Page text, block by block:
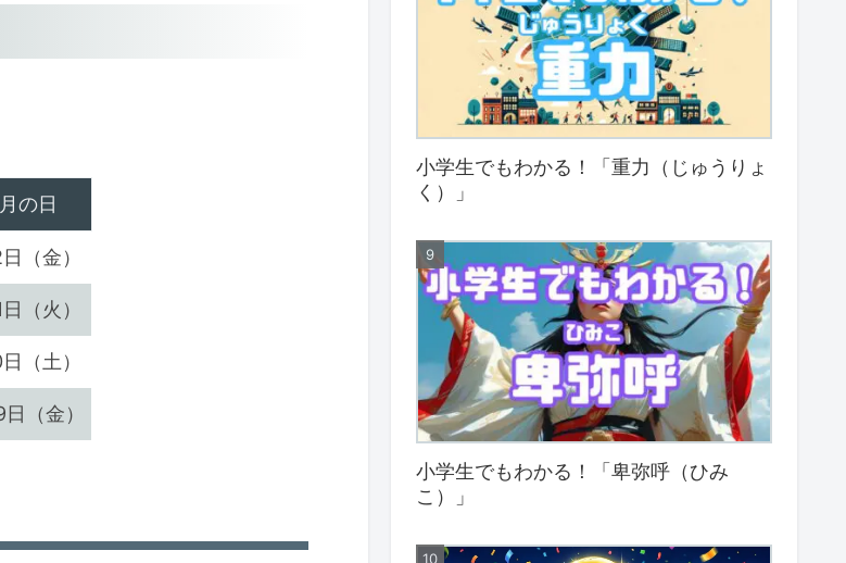
の日
（金）
（火）
（土）
（金）
小学生でもわかる！「重力（じゅうりょ
く）」
小学生でもわかる！「卑弥呼（ひみ
こ）」